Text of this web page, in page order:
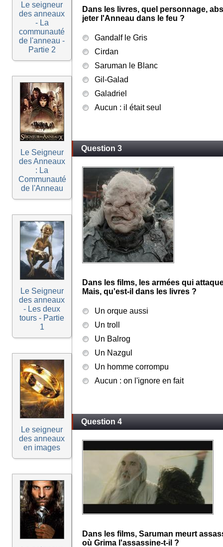
Le seigneur
des anneaux
- La
communauté
de l'anneau -
Partie 2
Le Seigneur
des Anneaux
: La
Communauté
de l'Anneau
Le Seigneur
des anneaux
- Les deux
tours - Partie
1
Le seigneur
des anneaux
en images
Dans les livres, quel personnage,
jeter l'Anneau dans le feu ?
Gandalf le Gris
Cirdan
Saruman le Blanc
Gil-Galad
Galadriel
Aucun : il était seul
Question 3
Dans les films, les armées qui
Mais, qu'est-il dans les livres ?
Un orque aussi
Un troll
Un Balrog
Un Nazgul
Un homme corrompu
Aucun : on l'ignore en fait
Question 4
Dans les films, Saruman meurt
où Grima l'assassine-t-il ?